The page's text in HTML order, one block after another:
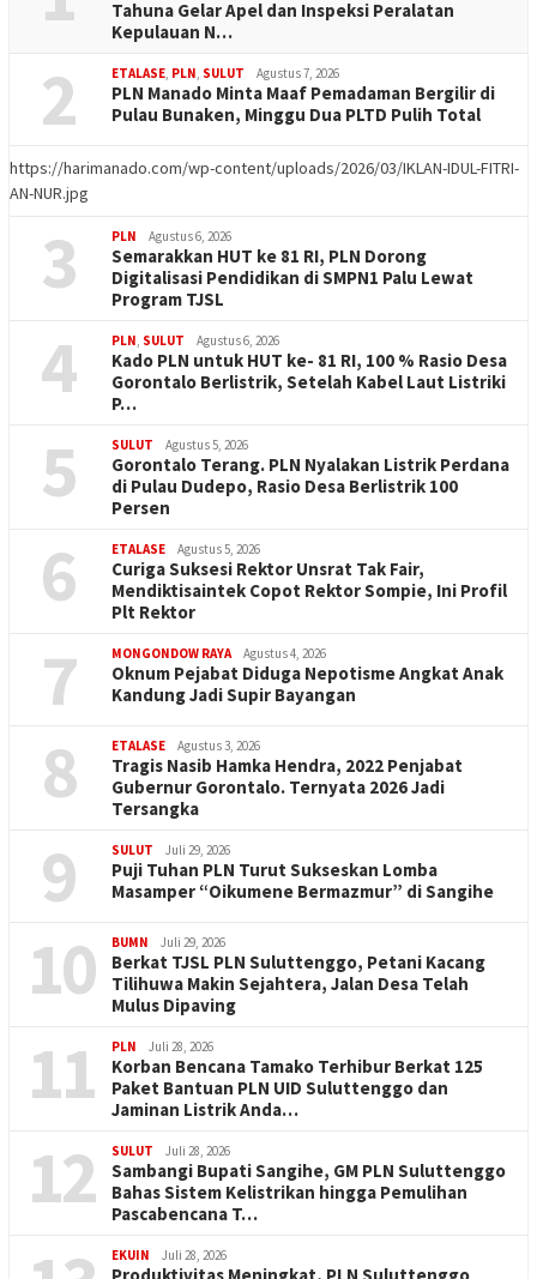
Tahuna Gelar Apel dan Inspeksi Peralatan
Kepulauan N…
2 ETALASE, PLN, SULUT Agustus 7, 2026
PLN Manado Minta Maaf Pemadaman Bergilir di
Pulau Bunaken, Minggu Dua PLTD Pulih Total
https://harimanado.com/wp-content/uploads/2026/03/IKLAN-IDUL-FITRI-
AN-NUR.jpg
3 PLN Agustus 6, 2026
Semarakkan HUT ke 81 RI, PLN Dorong
Digitalisasi Pendidikan di SMPN1 Palu Lewat
Program TJSL
4 PLN, SULUT Agustus 6, 2026
Kado PLN untuk HUT ke- 81 RI, 100 % Rasio Desa
Gorontalo Berlistrik, Setelah Kabel Laut Listriki
P…
5 SULUT Agustus 5, 2026
Gorontalo Terang. PLN Nyalakan Listrik Perdana
di Pulau Dudepo, Rasio Desa Berlistrik 100
Persen
6 ETALASE Agustus 5, 2026
Curiga Suksesi Rektor Unsrat Tak Fair,
Mendiktisaintek Copot Rektor Sompie, Ini Profil
Plt Rektor
7 MONGONDOW RAYA Agustus 4, 2026
Oknum Pejabat Diduga Nepotisme Angkat Anak
Kandung Jadi Supir Bayangan
8 ETALASE Agustus 3, 2026
Tragis Nasib Hamka Hendra, 2022 Penjabat
Gubernur Gorontalo. Ternyata 2026 Jadi
Tersangka
9 SULUT Juli 29, 2026
Puji Tuhan PLN Turut Sukseskan Lomba
Masamper “Oikumene Bermazmur” di Sangihe
10 BUMN Juli 29, 2026
Berkat TJSL PLN Suluttenggo, Petani Kacang
Tilihuwa Makin Sejahtera, Jalan Desa Telah
Mulus Dipaving
11 PLN Juli 28, 2026
Korban Bencana Tamako Terhibur Berkat 125
Paket Bantuan PLN UID Suluttenggo dan
Jaminan Listrik Anda…
12 SULUT Juli 28, 2026
Sambangi Bupati Sangihe, GM PLN Suluttenggo
Bahas Sistem Kelistrikan hingga Pemulihan
Pascabencana T…
EKUIN Juli 28, 2026